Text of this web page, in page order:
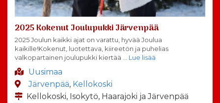
2025 Kokenut Joulupukki Järvenpää
2025 Joulun kaikki ajat on varattu, hyvää Joulua
kaikille!Kokenut, luotettava, kiireetön ja puhelias
valkopartainen joulupukki kiertää … Lue lisää
Uusimaa
Järvenpää, Kellokoski
Kellokoski, Isokytö, Haarajoki ja Järvenpää